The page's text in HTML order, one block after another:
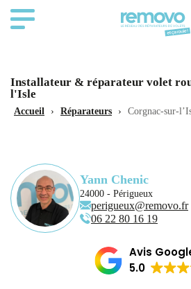
Installateur & réparateur volet
l'Isle
Accueil › Réparateurs › Corgnac-sur-
Yann Chenic
24000 - Périgueux
perigueux@removo.fr
06 22 80 16 19
Avis
5.0